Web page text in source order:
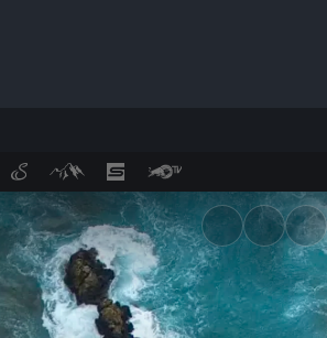
des Wandels -